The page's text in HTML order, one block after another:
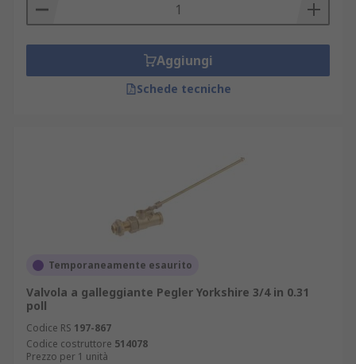
Aggiungi
Schede tecniche
Temporaneamente esaurito
Valvola a galleggiante Pegler Yorkshire 3/4 in 0.31
poll
Codice RS 197-867
Codice costruttore 514078
Prezzo per 1 unità